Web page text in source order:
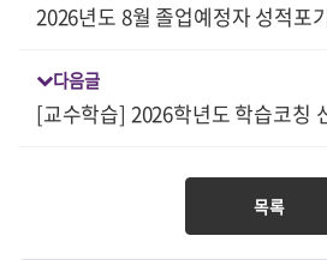
2026년도 8월 졸업예정자 성적포
다음글
[교수학습] 2026학년도 학습코칭
목록